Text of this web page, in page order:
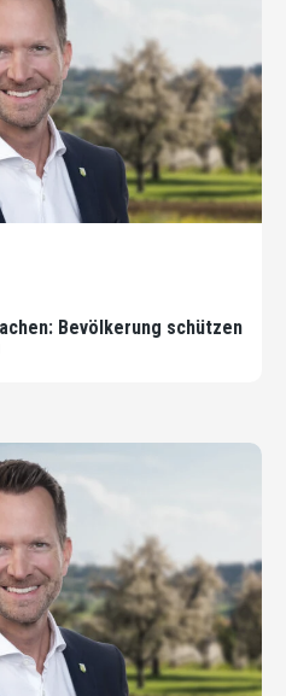
Bevölkerung schützen